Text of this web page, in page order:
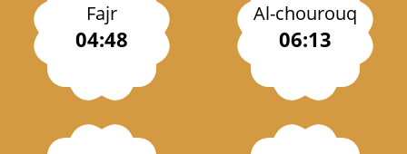
Fajr
04:48
Al-chourouq
06:13